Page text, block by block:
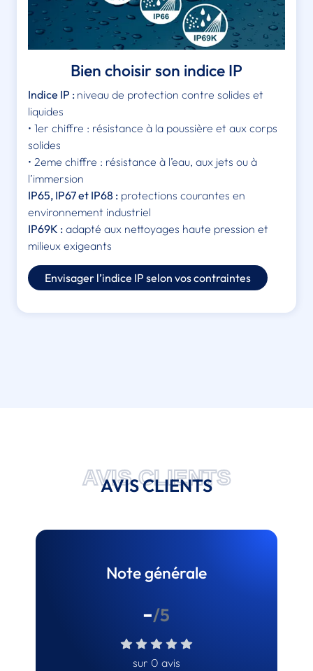
Bien choisir son indice IP
Indice IP : niveau de protection contre solides et
liquides
• 1er chiffre : résistance à la poussière et aux corps
solides
• 2eme chiffre : résistance à l’eau, aux jets ou à
l’immersion
IP65, IP67 et IP68 : protections courantes en
environnement industriel
IP69K : adapté aux nettoyages haute pression et
milieux exigeants
Envisager l’indice IP selon vos contraintes
AVIS CLIENTS
AVIS CLIENTS
Note générale
-/5
sur 0 avis